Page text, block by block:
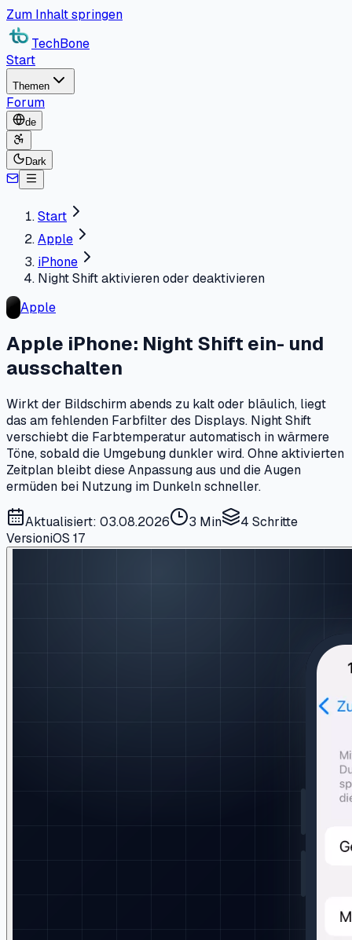
Zum Inhalt springen
TechBone
Start
Themen
Forum
de
Dark
Start
Apple
iPhone
Night Shift aktivieren oder deaktivieren
Apple
Apple iPhone: Night Shift ein- und
ausschalten
Wirkt der Bildschirm abends zu kalt oder bläulich, liegt
das am fehlenden Farbfilter des Displays. Night Shift
verschiebt die Farbtemperatur automatisch in wärmere
Töne, sobald die Umgebung dunkler wird. Ohne aktivierten
Zeitplan bleibt diese Anpassung aus und die Augen
ermüden bei Nutzung im Dunkeln schneller.
Aktualisiert: 03.08.2026 3 Min 4 Schritte
VersioniOS 17